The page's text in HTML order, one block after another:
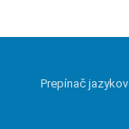
Prepínač jazykov